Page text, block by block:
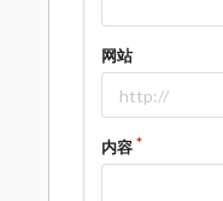
网站
内容